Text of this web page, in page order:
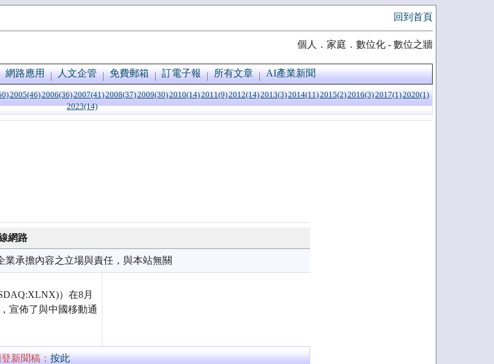
回到首頁
個人．家庭．數位化 - 數位之牆
網路應用 人文企管 免費郵箱 訂電子報 所有文章 AI產業新聞
2005(46)2006(36)2007(41)2008(37)2009(30)2010(14)2011(9)2012(14)2013(3)2014(11)2015(2)2016(3)2017(1)2020(1)
2023(14)
網路
業承擔內容之立場與責任，與本站無關
）在8月
宣佈了與中國移動通
新聞稿：按此